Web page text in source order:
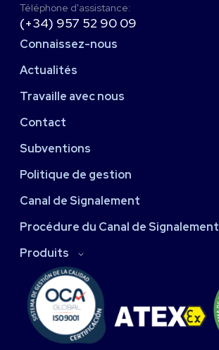
Téléphone d'assistance:
(+34) 957 52 90 09
Connaissez-nous
Actualités
Travaille avec nous
Contact
Subventions
Politique de gestion
Canal de Signalement
Procédure du Canal de Signalement
Produits